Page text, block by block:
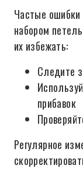
Частые ошибки
набором
их избежать:
Следите
прибавок
Регулярное